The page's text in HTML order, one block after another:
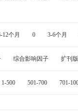
12个月 0 3-6个月
综合影响因子 扩刊
1-500 501-700 701-